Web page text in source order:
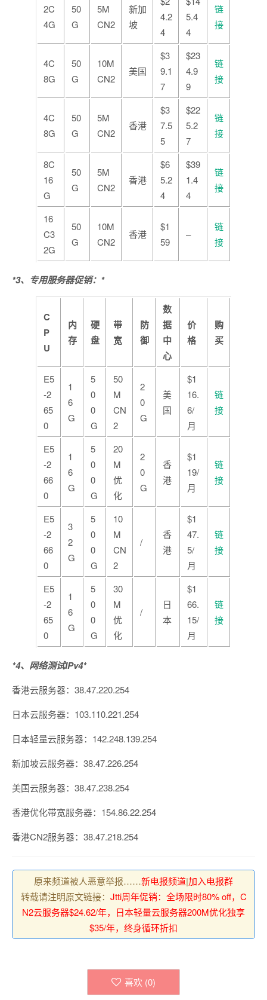
2C
4G
50
G
5M
CN2
新加
坡
4.2
4
5.4
4
链
接
4C
8G
50
G
10M
CN2
美国
$3
9.1
7
$23
4.9
9
链
接
4C
8G
50
G
5M
CN2
香港
$3
7.5
5
$22
5.2
7
链
接
8C
16
G
50
G
5M
CN2
香港
$6
5.2
4
$39
1.4
4
链
接
16
C3
2G
50
G
10M
CN2
香港
$1
59
–
链
接
*3、专用服务器促销：*
C
P
U
内
存
硬
盘
带
宽
防
御
数
据
中
心
价
格
购
买
E5
-2
65
0
1
6
G
5
0
0
G
50
M
CN
2
2
0
G
美
国
$1
16.
6/
月
链
接
E5
-2
66
0
1
6
G
5
0
0
G
20
M
优
化
2
0
G
香
港
$1
19/
月
链
接
E5
-2
66
0
3
2
G
5
0
0
G
10
M
CN
2
/
香
港
$1
47.
5/
月
链
接
E5
-2
65
0
1
6
G
5
0
0
G
30
M
优
化
/
日
本
$1
66.
15/
月
链
接
*4、网络测试IPv4*
香港云服务器：38.47.220.254
日本云服务器：103.110.221.254
日本轻量云服务器：142.248.139.254
新加坡云服务器：38.47.226.254
美国云服务器：38.47.238.254
香港优化带宽服务器：154.86.22.254
香港CN2服务器：38.47.218.254
原来频道被人恶意举报……新电报频道|加入电报群
转载请注明原文链接： Jtti周年促销：全场限时80% off，C
N2云服务器$24.62/年，日本轻量云服务器200M优化独享
$35/年，终身循环折扣
喜欢 (0)